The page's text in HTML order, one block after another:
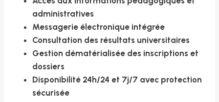
administratives
Messagerie électronique intégrée
Consultation des résultats universitaires
Gestion dématérialisée des inscriptions et
dossiers
Disponibilité 24h/24 et 7j/7 avec protection
sécurisée